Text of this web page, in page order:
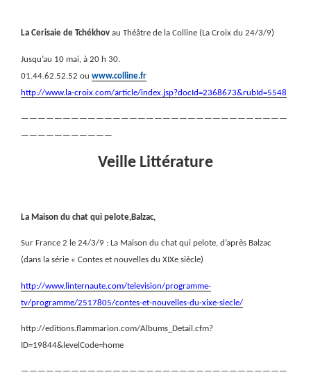
La Cerisaie de Tchékhov au Théâtre de la Colline (La Croix du 24/3/9)
Jusqu’au 10 mai, à 20 h 30.
01.44.62.52.52 ou www.colline.fr
http://www.la-croix.com/article/index.jsp?docId=2368673&rubId=5548
————————————————————————————————
———————————
Veille Littérature
La Maison du chat qui pelote,Balzac,
Sur France 2 le 24/3/9 : La Maison du chat qui pelote, d’après Balzac
(dans la série « Contes et nouvelles du XIXe siècle)
http://www.linternaute.com/television/programme-
tv/programme/2517805/contes-et-nouvelles-du-xixe-siecle/
http://editions.flammarion.com/Albums_Detail.cfm?
ID=19844&levelCode=home
————————————————————————————————